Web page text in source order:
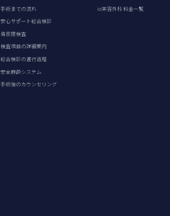
手術までの流れ
安心サポート総合検診
骨密度検査
検査項目の詳細案内
総合検診の進行過程
安全麻酔システム
手術後のカウンセリング
id美容外科 料金一覧